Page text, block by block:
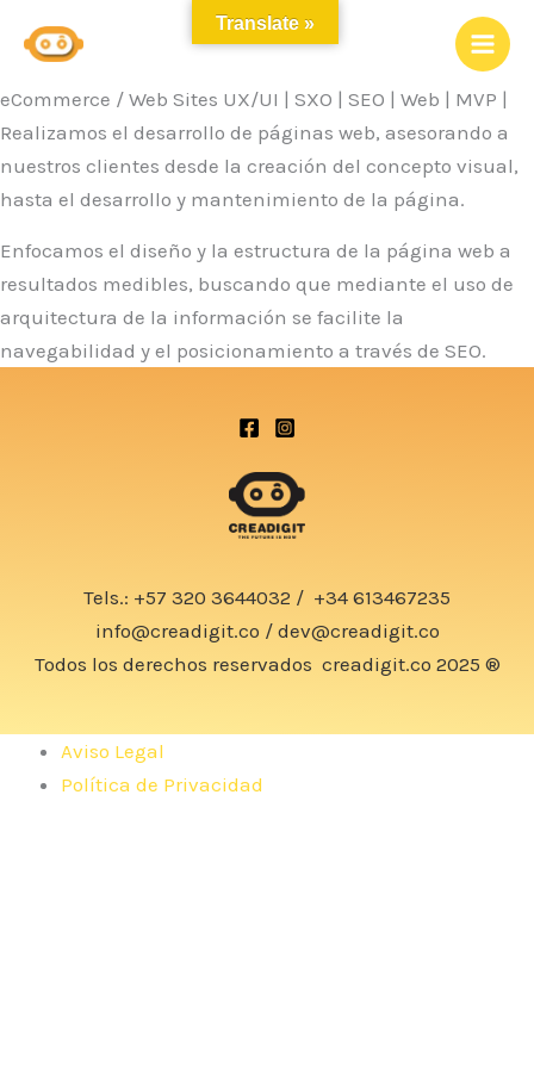
eCommerce / Web Sites UX/UI | SXO | SEO | Web | MVP |
Realizamos el desarrollo de páginas web, asesorando a
nuestros clientes desde la creación del concepto visual,
hasta el desarrollo y mantenimiento de la página.
Enfocamos el diseño y la estructura de la página web a
resultados medibles, buscando que mediante el uso de
arquitectura de la información se facilite la
navegabilidad y el posicionamiento a través de SEO.
Tels.: +57 320 3644032 / +34 613467235
info@creadigit.co / dev@creadigit.co
Todos los derechos reservados creadigit.co 2025 ®
Translate »
Aviso Legal
Política de Privacidad